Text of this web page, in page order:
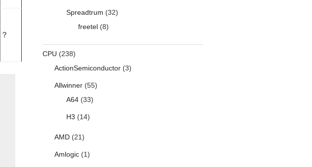
？
Spreadtrum (32)
freetel(8)
CPU (238)
ActionSemiconductor(3)
Allwinner(55)
A64(33)
H3 (14)
AMD(21)
Amlogic(1)